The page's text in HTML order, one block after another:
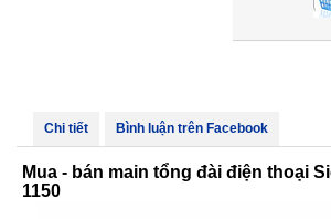
Chi tiết Bình luận trên Facebook
Mua - bán main tổng đài điện thoại
1150